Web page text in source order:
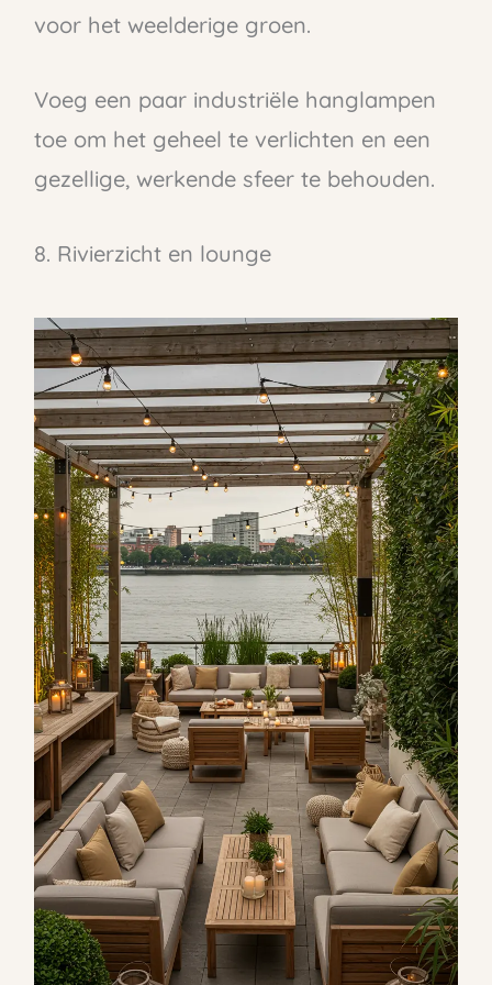
voor het weelderige groen.
Voeg een paar industriële hanglampen
toe om het geheel te verlichten en een
gezellige, werkende sfeer te behouden.
8. Rivierzicht en lounge